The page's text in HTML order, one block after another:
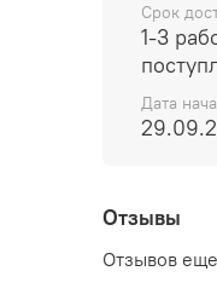
Срок
1-3
Дата
Отзывы
Отзывов